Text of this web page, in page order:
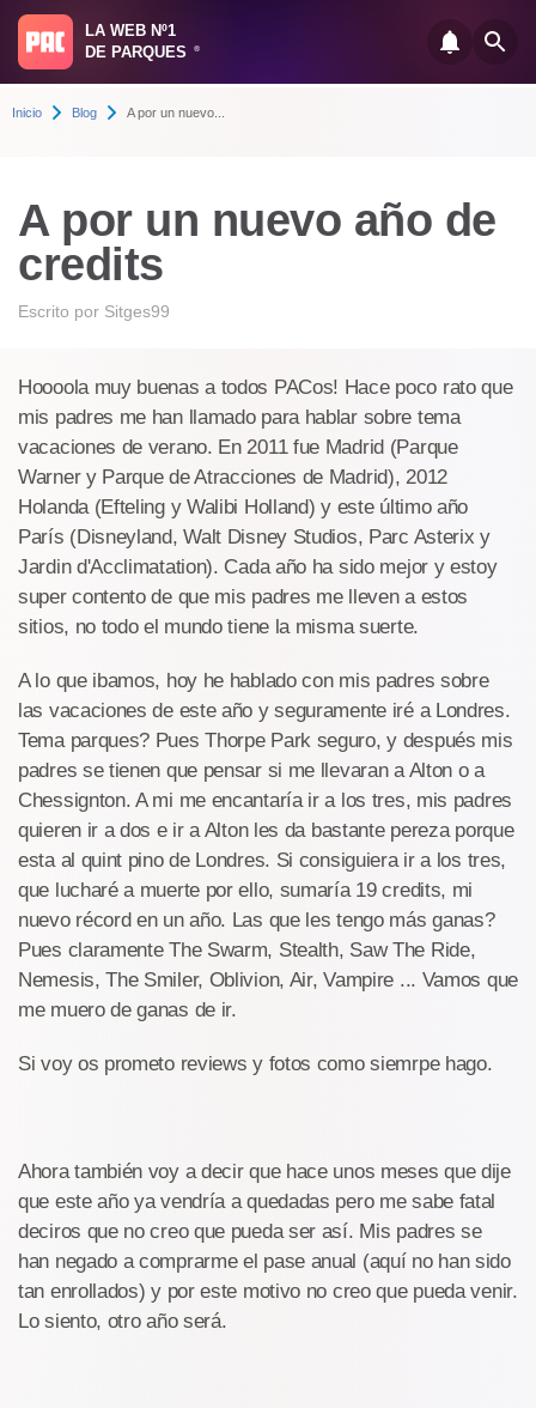
LA WEB Nº1
DE PARQUES
®
Inicio Blog A por un nuevo...
A por un nuevo año de
credits
Escrito por Sitges99
Hoooola muy buenas a todos PACos! Hace poco rato que
mis padres me han llamado para hablar sobre tema
vacaciones de verano. En 2011 fue Madrid (Parque
Warner y Parque de Atracciones de Madrid), 2012
Holanda (Efteling y Walibi Holland) y este último año
París (Disneyland, Walt Disney Studios, Parc Asterix y
Jardin d'Acclimatation). Cada año ha sido mejor y estoy
super contento de que mis padres me lleven a estos
sitios, no todo el mundo tiene la misma suerte.
A lo que ibamos, hoy he hablado con mis padres sobre
las vacaciones de este año y seguramente iré a Londres.
Tema parques? Pues Thorpe Park seguro, y después mis
padres se tienen que pensar si me llevaran a Alton o a
Chessignton. A mi me encantaría ir a los tres, mis padres
quieren ir a dos e ir a Alton les da bastante pereza porque
esta al quint pino de Londres. Si consiguiera ir a los tres,
que lucharé a muerte por ello, sumaría 19 credits, mi
nuevo récord en un año. Las que les tengo más ganas?
Pues claramente The Swarm, Stealth, Saw The Ride,
Nemesis, The Smiler, Oblivion, Air, Vampire ... Vamos que
me muero de ganas de ir.
Si voy os prometo reviews y fotos como siemrpe hago.
Ahora también voy a decir que hace unos meses que dije
que este año ya vendría a quedadas pero me sabe fatal
deciros que no creo que pueda ser así. Mis padres se
han negado a comprarme el pase anual (aquí no han sido
tan enrollados) y por este motivo no creo que pueda venir.
Lo siento, otro año será.